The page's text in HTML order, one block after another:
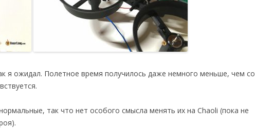
я ожидал. Полетное время получилось даже немного меньше, чем со
так что нет особого смысла менять их на Chaoli (пока не